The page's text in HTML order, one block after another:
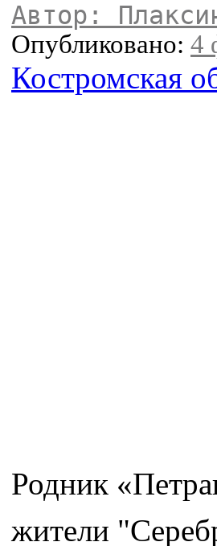
Автор:
Опубликовано: 4
Костромская
Родник
жители